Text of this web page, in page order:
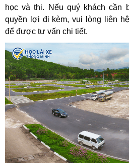
học và thi. Nếu quý khách cần
quyền lợi đi kèm, vui lòng liên
để được tư vấn chi tiết.